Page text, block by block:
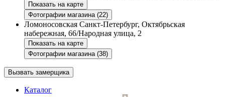
Показать на карте
Фотографии магазина (22)
Ломоносовская Санкт-Петербург, Октябрьская
набережная, 66/Народная улица, 2
Показать на карте
Фотографии магазина (38)
Вызвать замерщика
Каталог